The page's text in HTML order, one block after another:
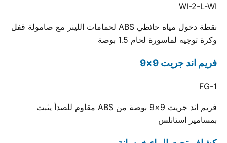
WI-2-L-WI
نقطة دخول مياه حائطي ABS لحمامات اللينر مع صامولة قفل
وكرة توجيه لماسورة لحام 1.5 بوصة
فريم اند جريت 9×9
FG-1
فريم اند جريت 9×9 بوصة من ABS مقاوم للصدأ يثبت
بمسامير استانلس